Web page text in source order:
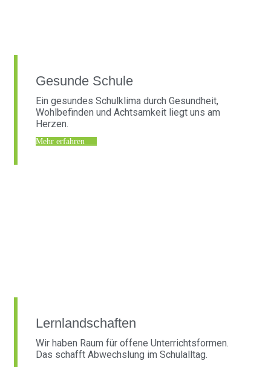
Gesunde Schule
Ein gesundes Schulklima durch Gesundheit,
Wohlbefinden und Achtsamkeit liegt uns am
Herzen.
Mehr erfahren
Lernlandschaften
Wir haben Raum für offene Unterrichtsformen.
Das schafft Abwechslung im Schulalltag.